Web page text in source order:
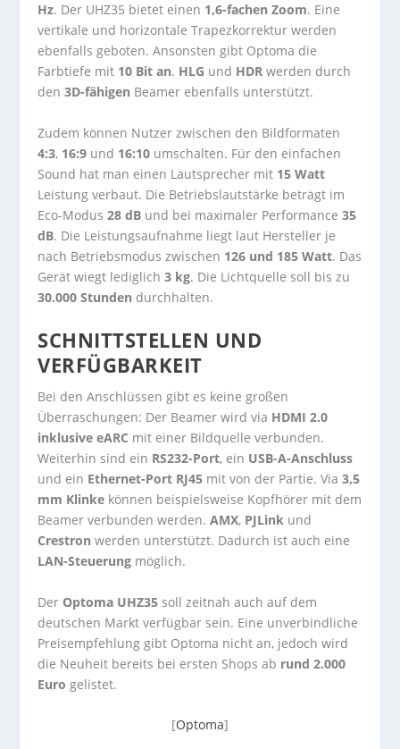
Hz. Der UHZ35 bietet einen 1,6-fachen Zoom. Eine
vertikale und horizontale Trapezkorrektur werden
ebenfalls geboten. Ansonsten gibt Optoma die
Farbtiefe mit 10 Bit an. HLG und HDRwerden durch
den3D-fähigen Beamer ebenfalls unterstützt.
Zudem können Nutzer zwischen den Bildformaten
4:3, 16:9 und 16:10 umschalten. Für den einfachen
Sound hat man einen Lautsprecher mit 15 Watt
Leistung verbaut. Die Betriebslautstärke beträgt im
Eco-Modus28 dB und bei maximaler Performance35
dB. Die Leistungsaufnahme liegt laut Hersteller je
nach Betriebsmodus zwischen 126 und 185 Watt. Das
Gerät wiegt lediglich3 kg. Die Lichtquelle soll bis zu
30.000 Stunden durchhalten.
SCHNITTSTELLEN UND
VERFÜGBARKEIT
Bei den Anschlüssen gibt es keine großen
Überraschungen: Der Beamer wird via HDMI 2.0
inklusive eARC mit einer Bildquelle verbunden.
Weiterhin sind ein RS232-Port, ein USB-A-Anschluss
und ein Ethernet-Port RJ45 mit von der Partie. Via 3,5
mm Klinke können beispielsweise Kopfhörer mit dem
Beamer verbunden werden.AMX, PJLink und
Crestronwerden unterstützt. Dadurch ist auch eine
LAN-Steuerung möglich.
Der Optoma UHZ35 soll zeitnah auch auf dem
deutschen Markt verfügbar sein. Eine unverbindliche
Preisempfehlung gibt Optoma nicht an, jedoch wird
die Neuheit bereits bei ersten Shops ab rund 2.000
Euro gelistet.
[Optoma]